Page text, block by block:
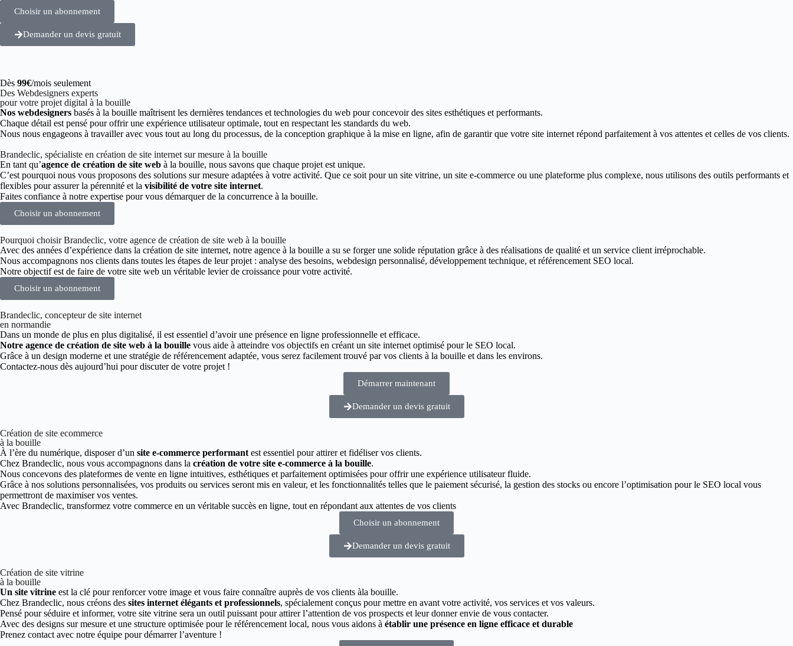
Choisir un abonnement
Demander un devis gratuit
Dès 99€/mois seulement
Des Webdesigners experts
pour votre projet digital à la bouille
Nos webdesigners basés à la bouille maîtrisent les dernières tendances et technologies du web pour concevoir des sites esthétiques et performants.
Chaque détail est pensé pour offrir une expérience utilisateur optimale, tout en respectant les standards du web.
Nous nous engageons à travailler avec vous tout au long du processus, de la conception graphique à la mise en ligne, afin de garantir que votre site internet répond parfaitement à vos attentes et celles de vos clients.
Brandeclic, spécialiste en création de site internet sur mesure à la bouille
En tant qu’agence de création de site web à la bouille, nous savons que chaque projet est unique.
C’est pourquoi nous vous proposons des solutions sur mesure adaptées à votre activité. Que ce soit pour un site vitrine, un site e-commerce ou une plateforme plus complexe, nous utilisons des outils performants et
flexibles pour assurer la pérennité et la visibilité de votre site internet.
Faites confiance à notre expertise pour vous démarquer de la concurrence à la bouille.
Choisir un abonnement
Pourquoi choisir Brandeclic, votre agence de création de site web à la bouille
Avec des années d’expérience dans la création de site internet, notre agence à la bouille a su se forger une solide réputation grâce à des réalisations de qualité et un service client irréprochable.
Nous accompagnons nos clients dans toutes les étapes de leur projet : analyse des besoins, webdesign personnalisé, développement technique, et référencement SEO local.
Notre objectif est de faire de votre site web un véritable levier de croissance pour votre activité.
Choisir un abonnement
Brandeclic, concepteur de site internet
en normandie
Dans un monde de plus en plus digitalisé, il est essentiel d’avoir une présence en ligne professionnelle et efficace.
Notre agence de création de site web à la bouille vous aide à atteindre vos objectifs en créant un site internet optimisé pour le SEO local.
Grâce à un design moderne et une stratégie de référencement adaptée, vous serez facilement trouvé par vos clients à la bouille et dans les environs.
Contactez-nous dès aujourd’hui pour discuter de votre projet !
Démarrer maintenant
Demander un devis gratuit
Création de site ecommerce
à la bouille
À l’ère du numérique, disposer d’un site e-commerce performant est essentiel pour attirer et fidéliser vos clients.
Chez Brandeclic, nous vous accompagnons dans la création de votre site e-commerce à la bouille.
Nous concevons des plateformes de vente en ligne intuitives, esthétiques et parfaitement optimisées pour offrir une expérience utilisateur fluide.
Grâce à nos solutions personnalisées, vos produits ou services seront mis en valeur, et les fonctionnalités telles que le paiement sécurisé, la gestion des stocks ou encore l’optimisation pour le SEO local vous
permettront de maximiser vos ventes.
Avec Brandeclic, transformez votre commerce en un véritable succès en ligne, tout en répondant aux attentes de vos clients
Choisir un abonnement
Demander un devis gratuit
Création de site vitrine
à la bouille
Un site vitrine est la clé pour renforcer votre image et vous faire connaître auprès de vos clients àla bouille.
Chez Brandeclic, nous créons des sites internet élégants et professionnels, spécialement conçus pour mettre en avant votre activité, vos services et vos valeurs.
Pensé pour séduire et informer, votre site vitrine sera un outil puissant pour attirer l’attention de vos prospects et leur donner envie de vous contacter.
Avec des designs sur mesure et une structure optimisée pour le référencement local, nous vous aidons à établir une présence en ligne efficace et durable
Prenez contact avec notre équipe pour démarrer l’aventure !